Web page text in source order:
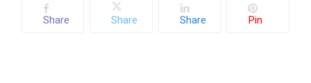
Share Share Share Pin